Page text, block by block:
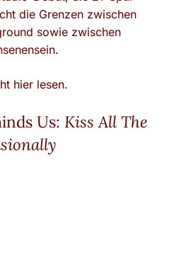
die Grenzen zwischen
sowie zwischen
hier lesen.
Us: Kiss All The